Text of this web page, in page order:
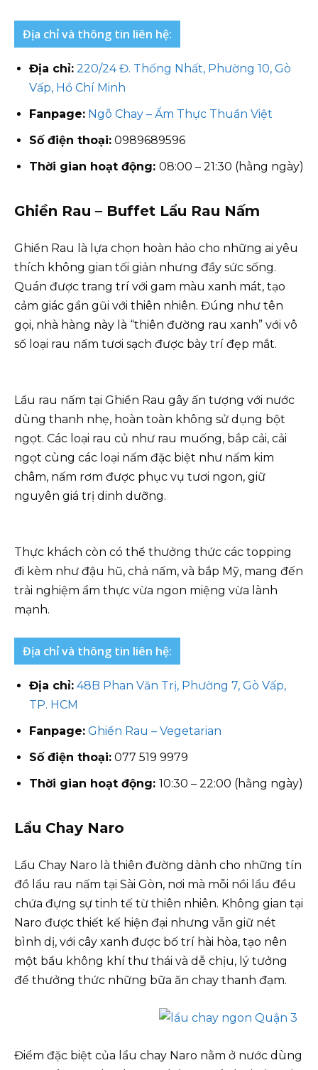
Địa chỉ và thông tin liên hệ:
Địa chỉ: 220/24 Đ. Thống Nhất, Phường 10, Gò
Vấp, Hồ Chí Minh
Fanpage: Ngõ Chay – Ẩm Thực Thuần Việt
Số điện thoại: 0989689596
Thời gian hoạt động: 08:00 – 21:30 (hằng ngày)
Ghiền Rau – Buffet Lẩu Rau Nấm
Ghiền Rau là lựa chọn hoàn hảo cho những ai yêu
thích không gian tối giản nhưng đầy sức sống.
Quán được trang trí với gam màu xanh mát, tạo
cảm giác gần gũi với thiên nhiên. Đúng như tên
gọi, nhà hàng này là “thiên đường rau xanh” với vô
số loại rau nấm tươi sạch được bày trí đẹp mắt.
Lẩu rau nấm tại Ghiền Rau gây ấn tượng với nước
dùng thanh nhẹ, hoàn toàn không sử dụng bột
ngọt. Các loại rau củ như rau muống, bắp cải, cải
ngọt cùng các loại nấm đặc biệt như nấm kim
châm, nấm rơm được phục vụ tươi ngon, giữ
nguyên giá trị dinh dưỡng.
Thực khách còn có thể thưởng thức các topping
đi kèm như đậu hũ, chả nấm, và bắp Mỹ, mang đến
trải nghiệm ẩm thực vừa ngon miệng vừa lành
mạnh.
Địa chỉ và thông tin liên hệ:
Địa chỉ: 48B Phan Văn Trị, Phường 7, Gò Vấp,
TP. HCM
Fanpage: Ghiền Rau – Vegetarian
Số điện thoại: 077 519 9979
Thời gian hoạt động: 10:30 – 22:00 (hằng ngày)
Lẩu Chay Naro
Lẩu Chay Naro là thiên đường dành cho những tín
đồ lẩu rau nấm tại Sài Gòn, nơi mà mỗi nồi lẩu đều
chứa đựng sự tinh tế từ thiên nhiên. Không gian tại
Naro được thiết kế hiện đại nhưng vẫn giữ nét
bình dị, với cây xanh được bố trí hài hòa, tạo nên
một bầu không khí thư thái và dễ chịu, lý tưởng
để thưởng thức những bữa ăn chay thanh đạm.
Điểm đặc biệt của lẩu chay Naro nằm ở nước dùng